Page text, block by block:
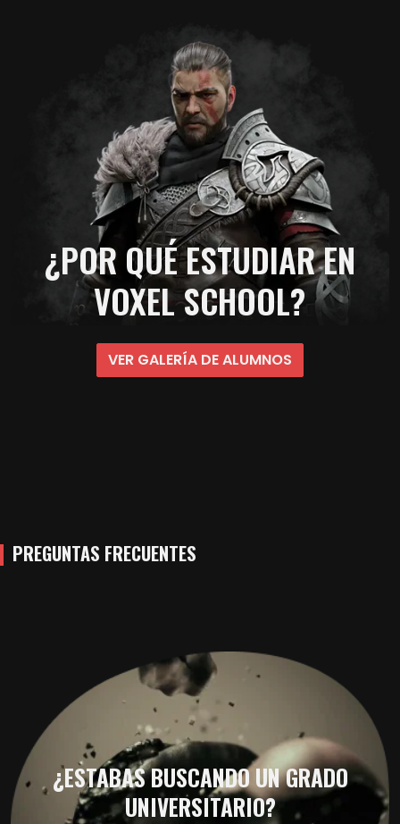
¿POR QUÉ ESTUDIAR EN
VOXEL SCHOOL?
VER GALERÍA DE ALUMNOS
PREGUNTAS FRECUENTES
¿ESTABAS BUSCANDO UN GRADO
UNIVERSITARIO?